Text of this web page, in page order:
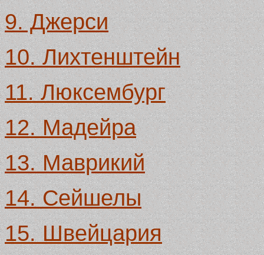
9. Джерси
10. Лихтенштейн
11. Люксембург
12. Мадейра
13. Маврикий
14. Сейшелы
15. Швейцария